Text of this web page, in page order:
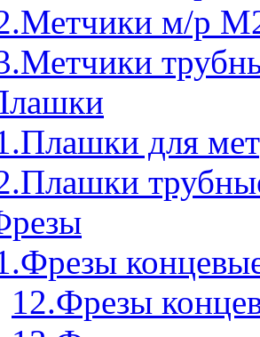
м/р
для
12.Фрезы